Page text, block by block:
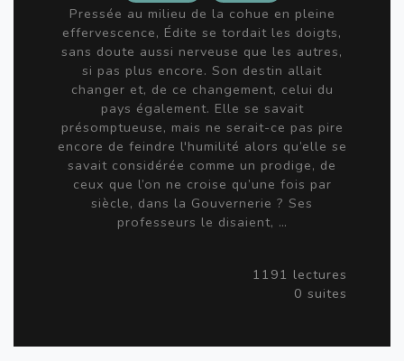
Pressée au milieu de la cohue en pleine
effervescence, Édite se tordait les doigts,
sans doute aussi nerveuse que les autres,
si pas plus encore. Son destin allait
changer et, de ce changement, celui du
pays également. Elle se savait
présomptueuse, mais ne serait-ce pas pire
encore de feindre l'humilité alors qu’elle se
savait considérée comme un prodige, de
ceux que l’on ne croise qu’une fois par
siècle, dans la Gouvernerie ? Ses
professeurs le disaient, …
1191 lectures
0 suites